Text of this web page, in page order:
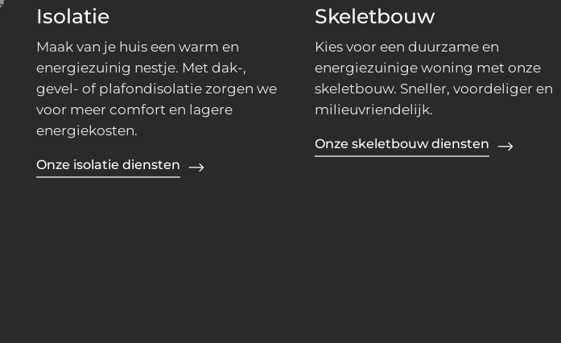
Isolatie
Maak van je huis een warm en
energiezuinig nestje. Met dak-,
gevel- of plafondisolatie zorgen we
voor meer comfort en lagere
energiekosten.
Onze isolatie diensten
Skeletbouw
Kies voor een duurzame en
energiezuinige woning met onze
skeletbouw. Sneller, voordeliger en
milieuvriendelijk.
Onze skeletbouw diensten